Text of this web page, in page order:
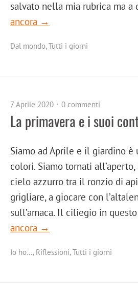
salvato nella mia rubrica ma a
ancora →
Dal mondo,Tutti i giorni
7 Aprile 2020 0 commenti
La primavera e i suoi
Siamo ad Aprile e il giardino è
colori. Siamo tornati
cielo azzurro tra il ronzio di
grigliare, a giocare con
sull’amaca. Il ciliegio in
ancora →
Io ho..., Riflessioni,Tutti i giorni